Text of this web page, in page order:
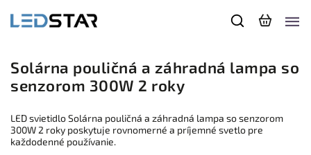
Solárna pouličná a záhradná lampa so
senzorom 300W 2 roky
LED svietidlo Solárna pouličná a záhradná lampa so senzorom
300W 2 roky poskytuje rovnomerné a príjemné svetlo pre
každodenné používanie.